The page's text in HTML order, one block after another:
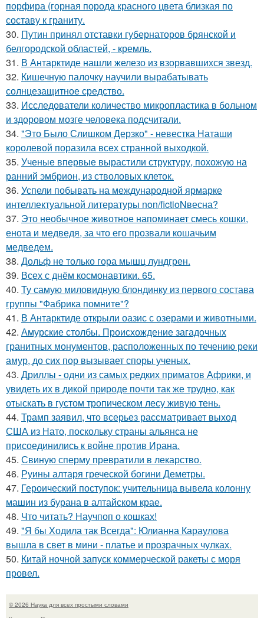
порфира (горная порода красного цвета близкая по
составу к граниту.
30. Путин принял отставки губернаторов брянской и
белгородской областей, - кремль.
31. В Антарктиде нашли железо из взорвавшихся звезд.
32. Кишечную палочку научили вырабатывать
солнцезащитное средство.
33. Исследователи количество микропластика в больном
и здоровом мозге человека подсчитали.
34. "Это Было Слишком Дерзко" - невестка Наташи
королевой поразила всех странной выходкой.
35. Ученые впервые вырастили структуру, похожую на
ранний эмбрион, из стволовых клеток.
36. Успели побывать на международной ярмарке
интеллектуальной литературы non/fictioNвесна?
37. Это необычное животное напоминает смесь кошки,
енота и медведя, за что его прозвали кошачьим
медведем.
38. Дольф не только гора мышц лундгрен.
39. Всех с днём космонавтики. 65.
40. Ту самую миловидную блондинку из первого состава
группы "Фабрика помните"?
41. В Антарктиде открыли оазис с озерами и животными.
42. Амурские столбы. Происхождение загадочных
гранитных монументов, расположенных по течению реки
амур, до сих пор вызывает споры ученых.
43. Дриллы - одни из самых редких приматов Африки, и
увидеть их в дикой природе почти так же трудно, как
отыскать в густом тропическом лесу живую тень.
44. Трамп заявил, что всерьез рассматривает выход
США из Нато, поскольку страны альянса не
присоединились к войне против Ирана.
45. Свиную сперму превратили в лекарство.
46. Руины алтаря греческой богини Деметры.
47. Героический поступок: учительница вывела колонну
машин из бурана в алтайском крае.
48. Что читать? Научпоп о кошках!
49. "Я бы Ходила так Всегда": Юлианна Караулова
вышла в свет в мини - платье и прозрачных чулках.
50. Китай ночной запуск коммерческой ракеты с моря
провел.
© 2026 Наука для всех простыми словами